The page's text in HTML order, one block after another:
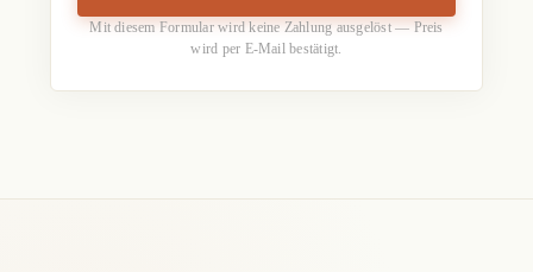
Mit diesem Formular wird keine Zahlung ausgelöst — Preis
wird per E-Mail bestätigt.